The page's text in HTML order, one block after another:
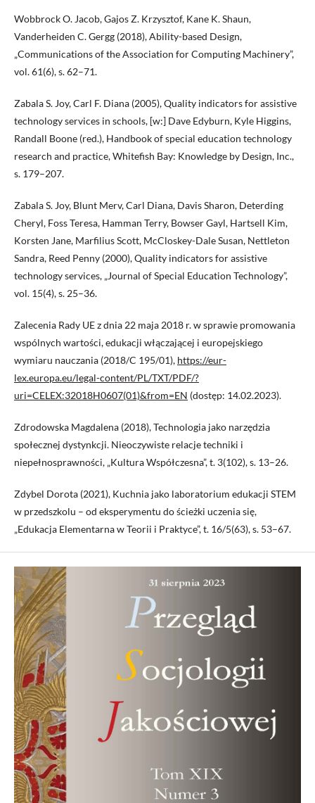
Wobbrock O. Jacob, Gajos Z. Krzysztof, Kane K. Shaun,
Vanderheiden C. Gergg (2018), Ability-based Design,
„Communications of the Association for Computing Machinery”,
vol. 61(6), s. 62–71.
Zabala S. Joy, Carl F. Diana (2005), Quality indicators for assistive
technology services in schools, [w:] Dave Edyburn, Kyle Higgins,
Randall Boone (red.), Handbook of special education technology
research and practice, Whitefish Bay: Knowledge by Design, Inc.,
s. 179–207.
Zabala S. Joy, Blunt Merv, Carl Diana, Davis Sharon, Deterding
Cheryl, Foss Teresa, Hamman Terry, Bowser Gayl, Hartsell Kim,
Korsten Jane, Marfilius Scott, McCloskey-Dale Susan, Nettleton
Sandra, Reed Penny (2000), Quality indicators for assistive
technology services, „Journal of Special Education Technology”,
vol. 15(4), s. 25–36.
Zalecenia Rady UE z dnia 22 maja 2018 r. w sprawie promowania
wspólnych wartości, edukacji włączającej i europejskiego
wymiaru nauczania (2018/C 195/01), https://eur-
lex.europa.eu/legal-content/PL/TXT/PDF/?
uri=CELEX:32018H0607(01)&from=EN (dostęp: 14.02.2023).
Zdrodowska Magdalena (2018), Technologia jako narzędzia
społecznej dystynkcji. Nieoczywiste relacje techniki i
niepełnosprawności, „Kultura Współczesna”, t. 3(102), s. 13–26.
Zdybel Dorota (2021), Kuchnia jako laboratorium edukacji STEM
w przedszkolu – od eksperymentu do ścieżki uczenia się,
„Edukacja Elementarna w Teorii i Praktyce”, t. 16/5(63), s. 53–67.